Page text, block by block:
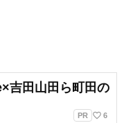
吉田山田ら町田の
PR favorite_border 6